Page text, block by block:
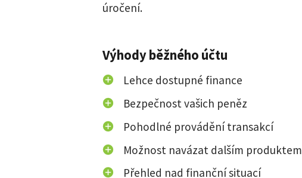
úročení.
Výhody běžného účtu
Lehce dostupné finance
Bezpečnost vašich peněz
Pohodlné provádění transakcí
Možnost navázat dalším produktem
Přehled nad finanční situací